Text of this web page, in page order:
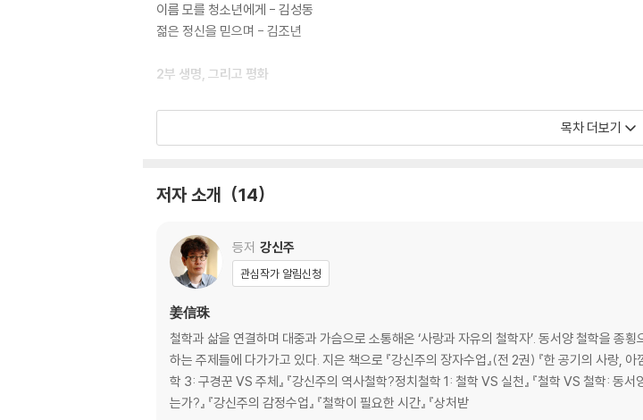
이름 모를 청소년에게 - 김성동
젊은 정신을 믿으며 - 김조년
2부 생명, 그리고 평화
환경과 문화의 시대를 살아가는 청소년들에게 - 최열
촛불문화제를 보면서 새 희망을 보았다 - 이이화
우리를, 언젠가 용서해주시기 바랍니다 - 우석훈
열정, 세상을 바꾸는 힘 - 권오성
생명의 강을 순례하며 만난 10대들 - 기세춘
노동문제가 청소년과 무슨 상관인가요? - 하종강
아버님께 올리는 글 - 이현주
목차 더보기
저자 소개 14
등저 강신주
관심작가 알림신청
姜信珠
철학과 삶을 연결하며 대중과 가슴으로 소통해온 ‘사랑과 자유의 철학자’. 동서양 철학을 종
하는 주제들에 다가가고 있다. 지은 책으로 『강신주의 장자수업』(전 2권) 『한 공기의 사랑, 아낌의 인문학』 『바람이 분다, 살아야겠다』(공저) 『강신주의 역사철학?정치철
학 3: 구경꾼 VS 주체』 『강신주의 역사철학?정치철학 1: 철학 VS 실천』 『철학 VS 철학: 동서
는가?』 『강신주의 감정수업』 『철학이 필요한 시간』 『상처받